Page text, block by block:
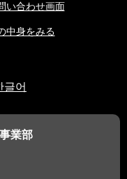
い合わせ画面
中身をみる
글어
業部